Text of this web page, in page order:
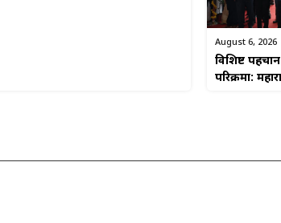
August 6, 2026
विशिष्ट
परिक्रमा: